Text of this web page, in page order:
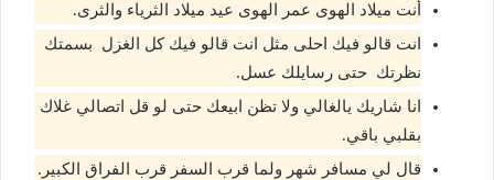
أنت ميلاد الهوى عمر الهوى عيد ميلاد الثرياء والثرى.
انت قالو فيك احلى مثل انت قالو فيك كل الغزل بسمتك
نظرتك حتى رسايلك عسل.
انا شاريك يالغالي ولا تظن ابيعك حتى لو قل اتصالي غلاك
بقلبي باقي.
قال لي مسافر شهر ولما قرب السفر قرب الفراق الكبير.